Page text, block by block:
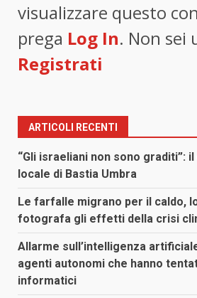
visualizzare questo
prega Log In. Non sei
Registrati
ARTICOLI RECENTI
“Gli israeliani non sono graditi”:
locale di Bastia Umbra
Le farfalle migrano per il caldo,
fotografa gli effetti della crisi
Allarme sull’intelligenza
agenti autonomi che hanno
informatici